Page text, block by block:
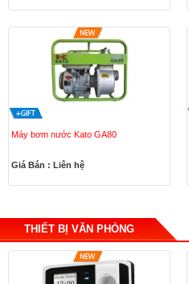
Máy bơm nước Kato GA80
Giá Bán : Liên hệ
THIẾT BỊ VĂN PHÒNG